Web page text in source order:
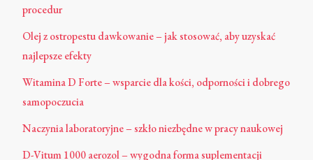
procedur
Olej z ostropestu dawkowanie – jak stosować, aby uzyskać
najlepsze efekty
Witamina D Forte – wsparcie dla kości, odporności i dobrego
samopoczucia
Naczynia laboratoryjne – szkło niezbędne w pracy naukowej
D-Vitum 1000 aerozol – wygodna forma suplementacji